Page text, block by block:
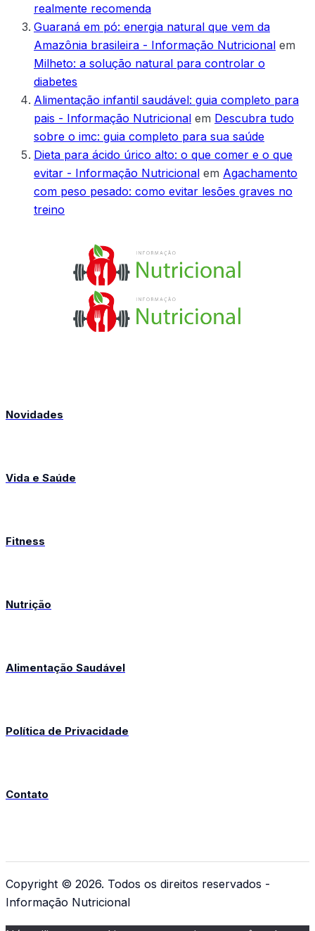
realmente recomenda
Guaraná em pó: energia natural que vem da
Amazônia brasileira - Informação Nutricional em
Milheto: a solução natural para controlar o
diabetes
Alimentação infantil saudável: guia completo para
pais - Informação Nutricional em Descubra tudo
sobre o imc: guia completo para sua saúde
Dieta para ácido úrico alto: o que comer e o que
evitar - Informação Nutricional em Agachamento
com peso pesado: como evitar lesões graves no
treino
Novidades
Vida e Saúde
Fitness
Nutrição
Alimentação Saudável
Política de Privacidade
Contato
Copyright © 2026. Todos os direitos reservados -
Informação Nutricional